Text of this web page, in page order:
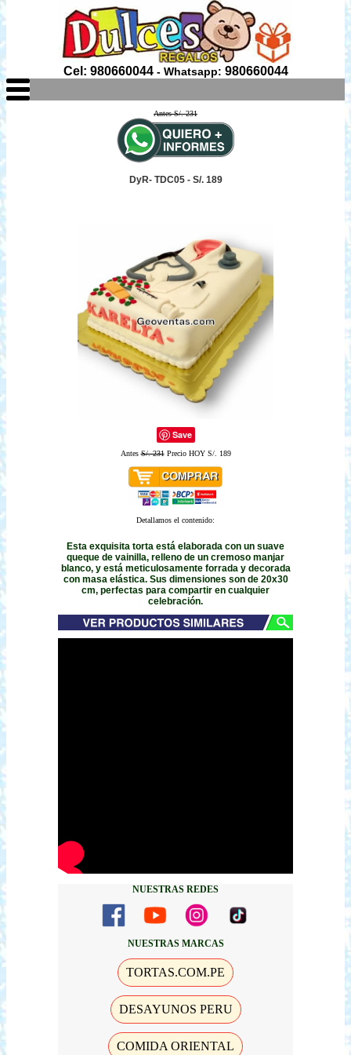
Cel: 980660044- Whatsapp: 980660044
Antes S/. 231
DyR- TDC05 - S/. 189
Save
AntesS/. 231Precio HOY S/. 189
Detallamos el contenido:
Esta exquisita torta está elaborada con un suave
queque de vainilla, relleno de un cremoso manjar
blanco, y está meticulosamente forrada y decorada
con masa elástica. Sus dimensiones son de 20x30
cm, perfectas para compartir en cualquier
celebración.
NUESTRAS REDES
NUESTRAS MARCAS
TORTAS.COM.PE
DESAYUNOS PERU
COMIDA ORIENTAL